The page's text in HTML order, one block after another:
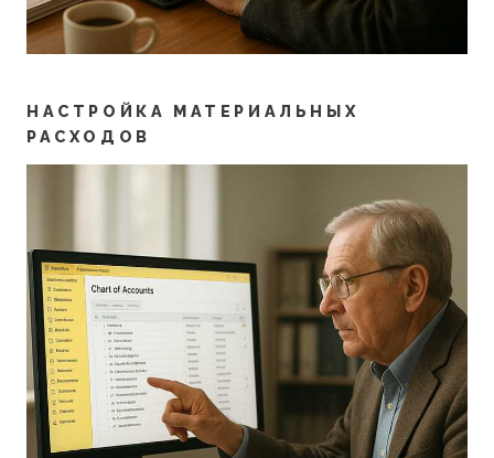
НАСТРОЙКА МАТЕРИАЛЬНЫХ
РАСХОДОВ